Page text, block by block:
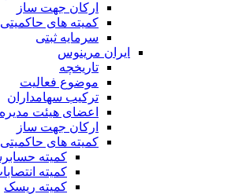
ارکان جهت ساز
کمیته های حاکمیتی
سرمایه ثبتی
ایران مرینوس
تاریخچه
موضوع فعالیت
ترکیب سهامداران
اعضای هیئت مدیره
ارکان جهت ساز
کمیته های حاکمیتی
کمیته
کمیته
کمیته ریسک